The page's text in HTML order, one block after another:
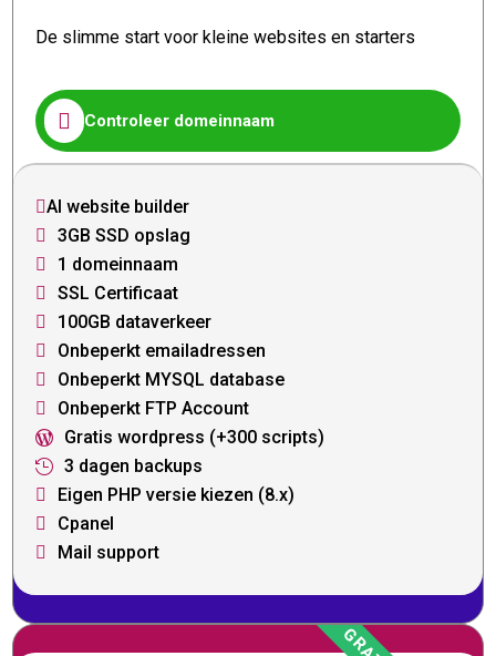
De slimme start voor kleine websites en starters
 Controleer domeinnaam
AI website builder
 3GB SSD opslag
 1 domeinnaam
 SSL Certificaat
 100GB dataverkeer
 Onbeperkt emailadressen
 Onbeperkt MYSQL database
 Onbeperkt FTP Account
 Gratis wordpress (+300 scripts)
 3 dagen backups
 Eigen PHP versie kiezen (8.x)
 Cpanel
 Mail support